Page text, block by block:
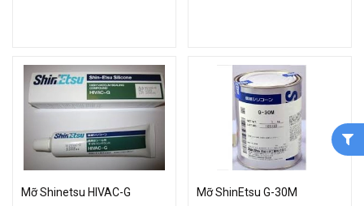
Mỡ Shinetsu HIVAC-G Mỡ ShinEtsu G-30M